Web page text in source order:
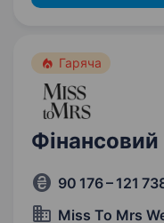
Гаряча
90 176 – 121
Miss To Mrs